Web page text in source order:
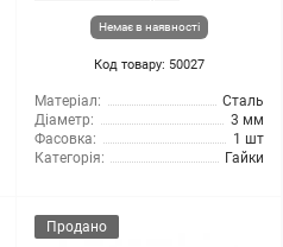
Немає в наявності
Код товару: 50027
Матеріал:
Сталь
Діаметр:
3 мм
Фасовка:
1 шт
Категорія:
Гайки
Продано